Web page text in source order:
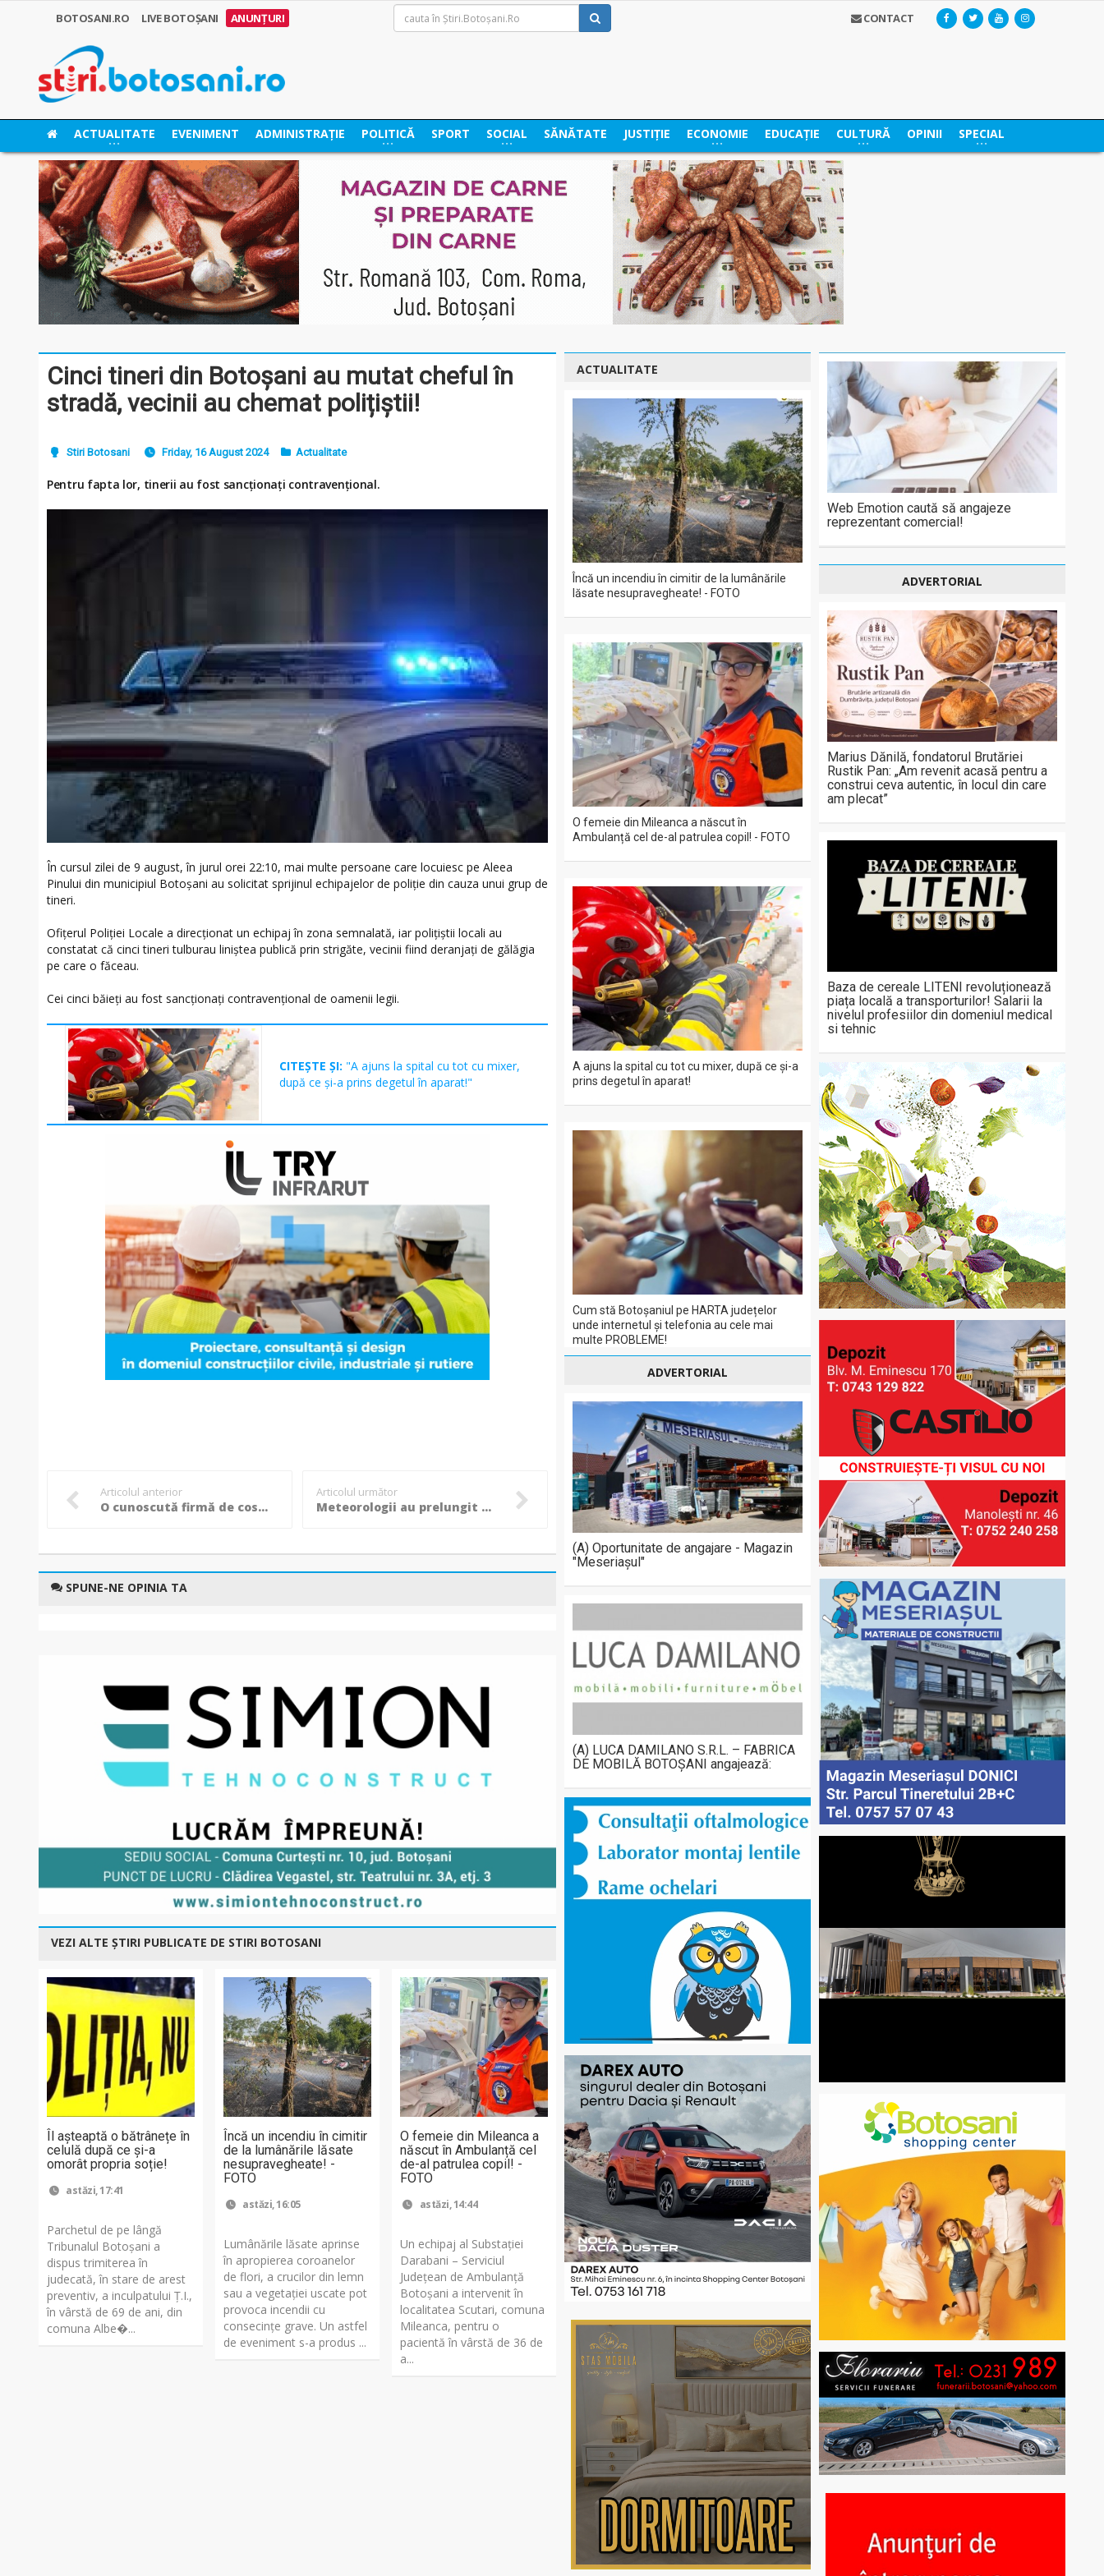
BOTOSANI.RO LIVE BOTOȘANI ANUNȚURI CONTACT
ACTUALITATE EVENIMENT ADMINISTRAȚIE POLITICĂ SPORT SOCIAL SĂNĂTATE JUSTIȚIE ECONOMIE EDUCAȚIE CULTURĂ OPINII SPECIAL
Cinci tineri din Botoșani au mutat cheful în
stradă, vecinii au chemat polițiștii!
Stiri Botosani Friday, 16 August 2024 Actualitate
Pentru fapta lor, tinerii au fost sancționați contravențional.
În cursul zilei de 9 august, în jurul orei 22:10, mai multe persoane care locuiesc pe Aleea
Pinului din municipiul Botoșani au solicitat sprijinul echipajelor de poliție din cauza unui grup de
tineri.
Ofițerul Poliției Locale a direcționat un echipaj în zona semnalată, iar polițiștii locali au
constatat că cinci tineri tulburau liniștea publică prin strigăte, vecinii fiind deranjați de gălăgia
pe care o făceau.
Cei cinci băieți au fost sancționați contravențional de oamenii legii.
CITEȘTE ȘI: "A ajuns la spital cu tot cu mixer,
după ce și-a prins degetul în aparat!"
Articolul anterior
O cunoscută firmă de cosmetice și-a anunțat falimentul: Acuzații de comerț cu produse cancerigene, contaminate cu azbest!
Articolul următor
Meteorologii au prelungit codul galben de caniculă în județul Botoșani!
SPUNE-NE OPINIA TA
VEZI ALTE ȘTIRI PUBLICATE DE STIRI BOTOSANI
Îl așteaptă o bătrânețe în
celulă după ce și-a
omorât propria soție!
astăzi, 17:41
Parchetul de pe lângă
Tribunalul Botoşani a
dispus trimiterea în
judecată, în stare de arest
preventiv, a inculpatului Ț.I.,
în vârstă de 69 de ani, din
comuna Albe�...
Încă un incendiu în cimitir
de la lumânările lăsate
nesupravegheate! -
FOTO
astăzi, 16:05
Lumânările lăsate aprinse
în apropierea coroanelor
de flori, a crucilor din lemn
sau a vegetației uscate pot
provoca incendii cu
consecințe grave. Un astfel
de eveniment s-a produs ...
O femeie din Mileanca a
născut în Ambulanță cel
de-al patrulea copil! -
FOTO
astăzi, 14:44
Un echipaj al Substației
Darabani – Serviciul
Județean de Ambulanță
Botoșani a intervenit în
localitatea Scutari, comuna
Mileanca, pentru o
pacientă în vârstă de 36 de
a...
ACTUALITATE
Încă un incendiu în cimitir de la lumânările
lăsate nesupravegheate! - FOTO
O femeie din Mileanca a născut în
Ambulanță cel de-al patrulea copil! - FOTO
A ajuns la spital cu tot cu mixer, după ce și-a
prins degetul în aparat!
Cum stă Botoșaniul pe HARTA județelor
unde internetul și telefonia au cele mai
multe PROBLEME!
ADVERTORIAL
(A) Oportunitate de angajare - Magazin
"Meseriașul"
(A) LUCA DAMILANO S.R.L. – FABRICA
DE MOBILĂ BOTOȘANI angajează:
Web Emotion caută să angajeze
reprezentant comercial!
ADVERTORIAL
Marius Dănilă, fondatorul Brutăriei
Rustik Pan: „Am revenit acasă pentru a
construi ceva autentic, în locul din care
am plecat”
Baza de cereale LITENI revoluționează
piața locală a transporturilor! Salarii la
nivelul profesiilor din domeniul medical
si tehnic